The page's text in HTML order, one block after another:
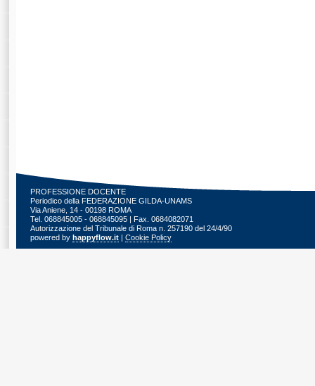
PROFESSIONE DOCENTE
Periodico della FEDERAZIONE GILDA-UNAMS
Via Aniene, 14 - 00198 ROMA
Tel. 068845005 - 068845095 | Fax. 0684082071
Autorizzazione del Tribunale di Roma n. 257190 del 24/4/90
powered by happyflow.it | Cookie Policy